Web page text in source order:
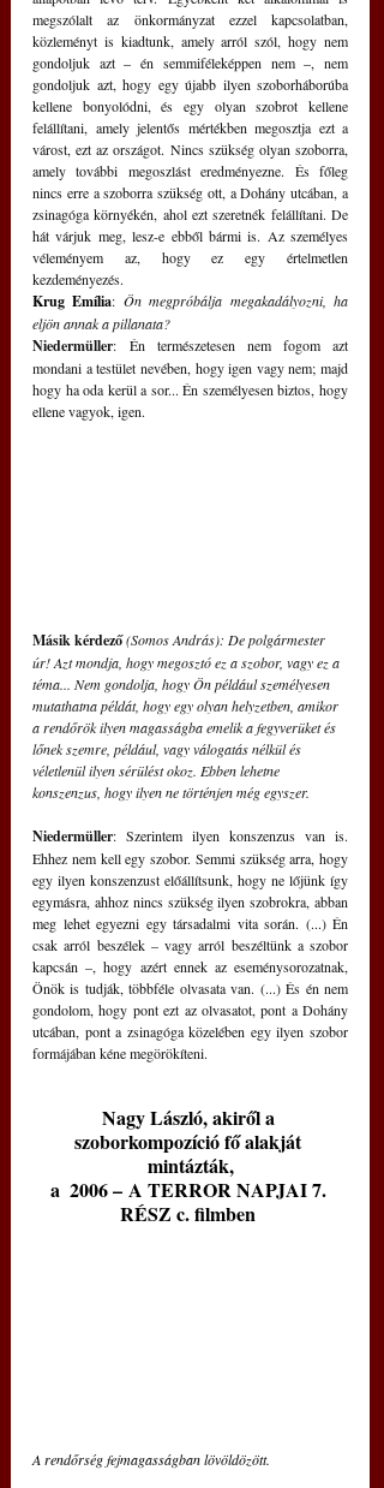
megszólalt az önkormányzat ezzel kapcsolatban,
közleményt is kiadtunk, amely arról szól, hogy nem
gondoljuk azt – én semmiféleképpen nem –, nem
gondoljuk azt, hogy egy újabb ilyen szoborháborúba
kellene bonyolódni, és egy olyan szobrot kellene
felállítani, amely jelentős mértékben megosztja ezt a
várost, ezt az országot. Nincs szükség olyan szoborra,
amely további megoszlást eredményezne. És főleg
nincs erre a szoborra szükség ott, a Dohány utcában, a
zsinagóga környékén, ahol ezt szeretnék felállítani. De
hát várjuk meg, lesz-e ebből bármi is. Az személyes
véleményem az, hogy ez egy értelmetlen
kezdeményezés.
Krug Emília: Ön megpróbálja megakadályozni, ha
eljön annak a pillanata?
Niedermüller: Én természetesen nem fogom azt
mondani a testület nevében, hogy igen vagy nem; majd
hogy ha oda kerül a sor... Én személyesen biztos, hogy
ellene vagyok, igen.
Másik kérdező (Somos András): De polgármester
úr! Azt mondja, hogy megosztó ez a szobor, vagy ez a
téma... Nem gondolja, hogy Ön például személyesen
mutathatna példát, hogy egy olyan helyzetben, amikor
a rendőrök ilyen magasságba emelik a fegyverüket és
lőnek szemre, például, vagy válogatás nélkül és
véletlenül ilyen sérülést okoz. Ebben lehetne
konszenzus, hogy ilyen ne történjen még egyszer.
Niedermüller: Szerintem ilyen konszenzus van is.
Ehhez nem kell egy szobor. Semmi szükség arra, hogy
egy ilyen konszenzust előállítsunk, hogy ne lőjünk így
egymásra, ahhoz nincs szükség ilyen szobrokra, abban
meg lehet egyezni egy társadalmi vita során. (...) Én
csak arról beszélek – vagy arról beszéltünk a szobor
kapcsán –, hogy azért ennek az eseménysorozatnak,
Önök is tudják, többféle olvasata van. (...) És én nem
gondolom, hogy pont ezt az olvasatot, pont a Dohány
utcában, pont a zsinagóga közelében egy ilyen szobor
formájában kéne megörökíteni.
Nagy László, akiről a
szoborkompozíció fő alakját
mintázták,
a  2006 – A TERROR NAPJAI 7.
RÉSZ c. filmben
A rendőrség fejmagasságban lövöldözött.